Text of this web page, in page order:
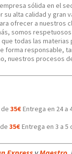
sólida en el
alta calidad y gran
ofrecer a nuestros
somos
todas las materias
forma responsable,
nuestros procesos
35€Entrega en 24 a
35€Entrega en 3 a 5